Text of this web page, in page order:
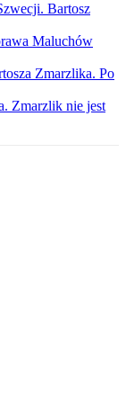
Bartosz
Maluchów
Zmarzlika. Po
Zmarzlik nie jest